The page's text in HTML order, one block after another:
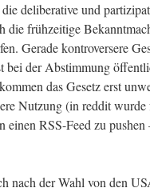
deli­be­ra­ti­ve und
die früh­zei­ti­ge
Gera­de kon­tro­ver­se­re
bei der Abstim­mung
das Gesetz erst
Nut­zung (in red­dit
einen RSS-Feed zu
nach der Wahl von den